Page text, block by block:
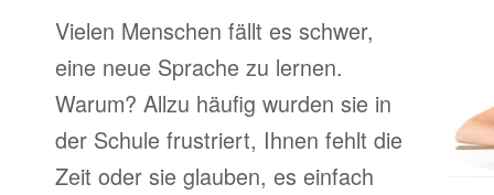
Vielen Menschen fällt es schwer,
eine neue Sprache zu lernen.
Warum? Allzu häufig wurden sie in
der Schule frustriert, Ihnen fehlt die
Zeit oder sie glauben, es einfach